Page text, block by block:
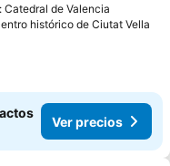
Catedral de Valencia
histórico de Ciutat Vella
Ver precios